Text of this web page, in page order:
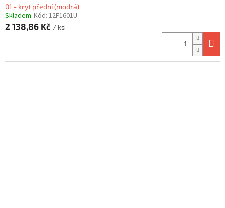
01 - kryt přední (modrá)
Skladem Kód: 12F1601U
2 138,86 Kč / ks